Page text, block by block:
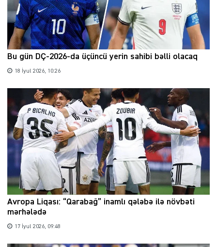
Bu gün DÇ-2026-da üçüncü yerin sahibi bəlli olacaq
18 İyul 2026, 10:26
Avropa Liqası: “Qarabağ” inamlı qələbə ilə növbəti
mərhələdə
17 İyul 2026, 09:48